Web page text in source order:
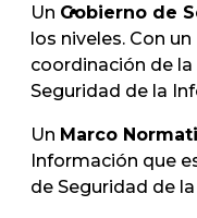
Un Gobierno de
los niveles. Con
coordinación de
Seguridad de la
Un Marco
Información que
de Seguridad de